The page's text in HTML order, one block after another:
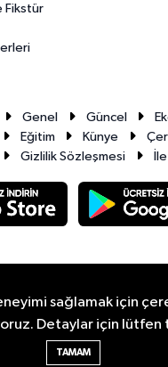
Fikstür
Genel Güncel
Eğitim Künye
Gizlilik Sözleşmesi
Haber Yazılımı:
sağlamak için
Detaylar için lütfen
TAMAM